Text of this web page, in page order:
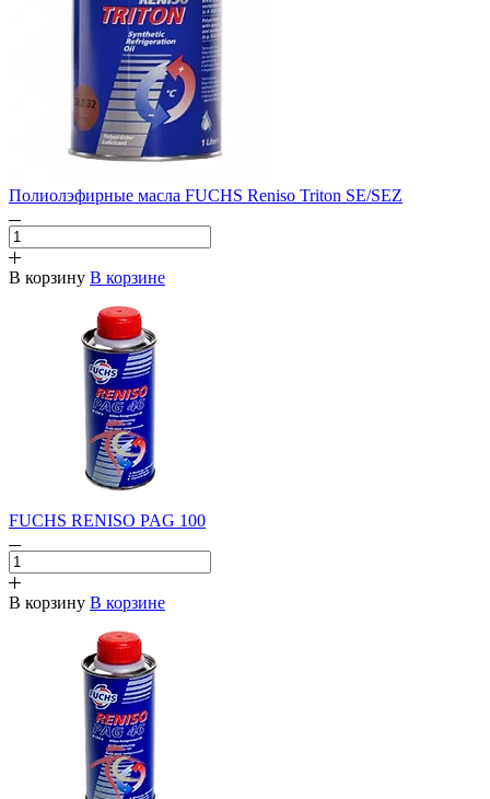
Полиолэфирные масла FUCHS Reniso Triton SE/SEZ
В корзину В корзине
FUCHS RENISO PAG 100
В корзину В корзине